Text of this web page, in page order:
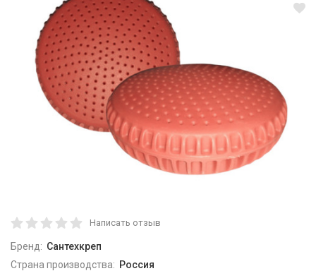
Написать отзыв
Бренд: Сантехкреп
Страна производства: Россия